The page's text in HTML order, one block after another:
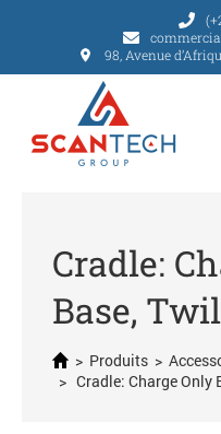
98, Avenue
Cradle:
Base,
> Produits >
> Cradle: Charge Only